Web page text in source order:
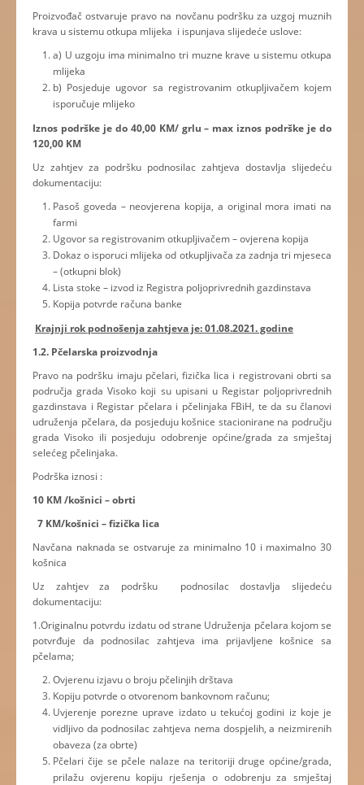
Proizvođač ostvaruje pravo na novčanu podršku za uzgoj muznih
krava u sistemu otkupa mlijeka i ispunjava slijedeće uslove:
a) U uzgoju ima minimalno tri muzne krave u sistemu otkupa
mlijeka
b) Posjeduje ugovor sa registrovanim otkupljivačem kojem
isporučuje mlijeko
Iznos podrške je do 40,00 KM/ grlu – max iznos podrške je do
120,00 KM
Uz zahtjev za podršku podnosilac zahtjeva dostavlja slijedeću
dokumentaciju:
Pasoš goveda – neovjerena kopija, a original mora imati na
farmi
Ugovor sa registrovanim otkupljivačem – ovjerena kopija
Dokaz o isporuci mlijeka od otkupljivača za zadnja tri mjeseca
– (otkupni blok)
Lista stoke – izvod iz Registra poljoprivrednih gazdinstava
Kopija potvrde računa banke
Krajnji rok podnošenja zahtjeva je: 01.08.2021. godine
1.2. Pčelarska proizvodnja
Pravo na podršku imaju pčelari, fizička lica i registrovani obrti sa
područja grada Visoko koji su upisani u Registar poljoprivrednih
gazdinstava i Registar pčelara i pčelinjaka FBiH, te da su članovi
udruženja pčelara, da posjeduju košnice stacionirane na području
grada Visoko ili posjeduju odobrenje općine/grada za smještaj
selećeg pčelinjaka.
Podrška iznosi :
10 KM /košnici – obrti
7 KM/košnici – fizička lica
Navčana naknada se ostvaruje za minimalno 10 i maximalno 30
košnica
Uz zahtjev za podršku podnosilac dostavlja slijedeću
dokumentaciju:
1.Originalnu potvrdu izdatu od strane Udruženja pčelara kojom se
potvrđuje da podnosilac zahtjeva ima prijavljene košnice sa
pčelama;
Ovjerenu izjavu o broju pčelinjih drštava
Kopiju potvrde o otvorenom bankovnom računu;
Uvjerenje porezne uprave izdato u tekućoj godini iz koje je
vidljivo da podnosilac zahtjeva nema dospjelih, a neizmirenih
obaveza (za obrte)
Pčelari čije se pčele nalaze na teritoriji druge općine/grada,
prilažu ovjerenu kopiju rješenja o odobrenju za smještaj